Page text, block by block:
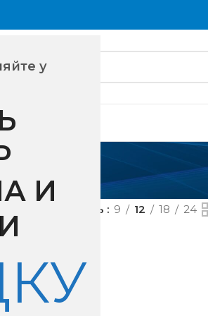
у
И
Показать 9 12 18 24